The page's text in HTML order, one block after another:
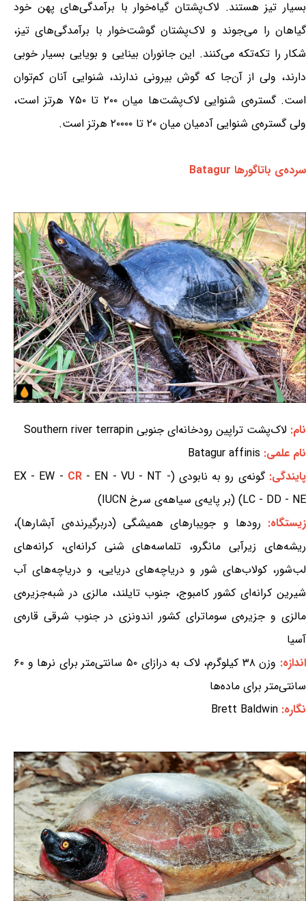
بسیار تیز هستند. لاک‌پشتان گیاه‌خوار با برآمدگی‌های پهن خود
گیاهان را می‌جوند و لاک‌پشتان گوشت‌خوار با برآمدگی‌های تیز،
شکار را تکه‌تکه می‌کنند. این جانوران بینایی و بویایی بسیار خوبی
دارند، ولی از آن‌جا که گوش بیرونی ندارند، شنوایی آنان کم‌توان
است. گستره‌ی شنوایی لاک‌پشت‌ها میان ۲۰۰ تا ۷۵۰ هرتز است،
ولی گستره‌ی شنوایی آدمیان میان ۲۰ تا ۲۰۰۰۰ هرتز است.
سرده‌ی باتاگورها Batagur
نام: لاک‌پشت تراپین رودخانه‌ای جنوبی Southern river terrapin
نام علمی: Batagur affinis
پایندگی:گونه‌ی رو به نابودی (EX - EW - CR - EN - VU - NT -
LC - DD - NE) (بر پایه‌ی سیاهه‌ی سرخ IUCN)
زیستگاه: رودها و جویبارهای همیشگی (دربرگیرنده‌ی آبشارها)،
ریشه‌های زیرآبی مانگرو، تلماسه‌های شنی کرانه‌ای، کرانه‌های
لب‌شور، کولاب‌های شور و دریاچه‌های دریایی، و دریاچه‌های آب
شیرین کرانه‌ای کشور کامبوج، جنوب تایلند، مالزی در شبه‌جزیره‌ی
مالزی و جزیره‌ی سوماترای کشور اندونزی در جنوب شرقی قاره‌ی
آسیا
اندازه:
وزن ۳۸ کیلوگرم، لاک به درازای ۵۰ سانتی‌متر برای نرها و ۶۰
سانتی‌متر برای ماده‌ها
نگاره: Brett Baldwin